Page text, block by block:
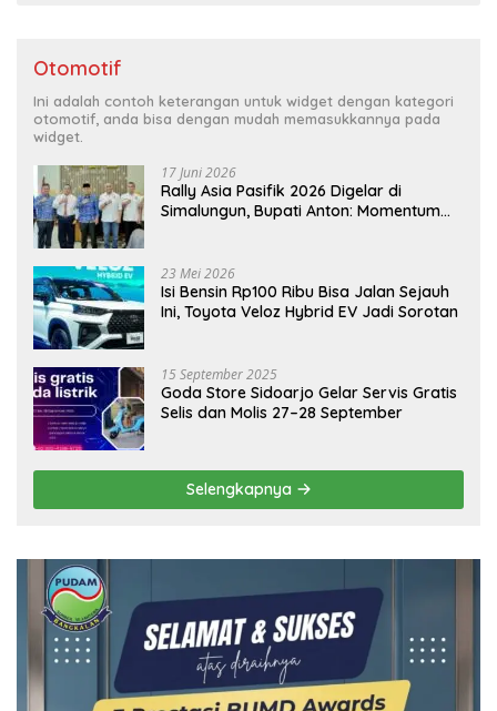
Otomotif
Ini adalah contoh keterangan untuk widget dengan kategori
otomotif, anda bisa dengan mudah memasukkannya pada
widget.
17 Juni 2026
Rally Asia Pasifik 2026 Digelar di
Simalungun, Bupati Anton: Momentum
23 Mei 2026
Isi Bensin Rp100 Ribu Bisa Jalan Sejauh
Ini, Toyota Veloz Hybrid EV Jadi Sorotan
15 September 2025
Goda Store Sidoarjo Gelar Servis Gratis
Selis dan Molis 27–28 September
Selengkapnya